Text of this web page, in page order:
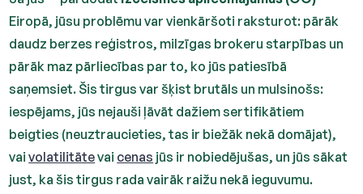
Eiropā, jūsu problēmu var vienkāršoti raksturot: pārāk
daudz berzes reģistros, milzīgas brokeru starpības un
pārāk maz pārliecības par to, ko jūs patiesībā
saņemsiet. Šis tirgus var šķist brutāls un mulsinošs:
iespējams, jūs nejauši ļāvāt dažiem sertifikātiem
beigties (neuztraucieties, tas ir biežāk nekā domājat),
vaivolatilitātevai cenas jūs ir nobiedējušas, un jūs sākat
just, ka šis tirgus rada vairāk raižu nekā ieguvumu.